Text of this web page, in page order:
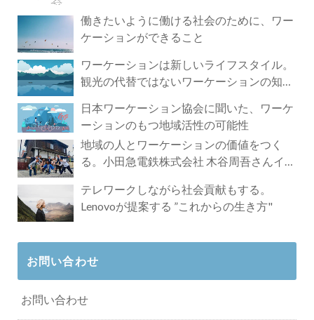
働きたいように働ける社会のために、ワー
ケーションができること
ワーケーションは新しいライフスタイル。
観光の代替ではないワーケーションの知ら
日本ワーケーション協会に聞いた、ワーケ
ーションのもつ地域活性の可能性
地域の人とワーケーションの価値をつく
る。小田急電鉄株式会社 木谷周吾さんイン
テレワークしながら社会貢献もする。
Lenovoが提案する ”これからの生き方"
お問い合わせ
お問い合わせ